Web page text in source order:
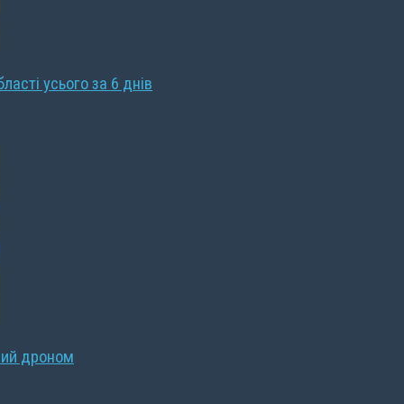
усього за 6 днів
дроном